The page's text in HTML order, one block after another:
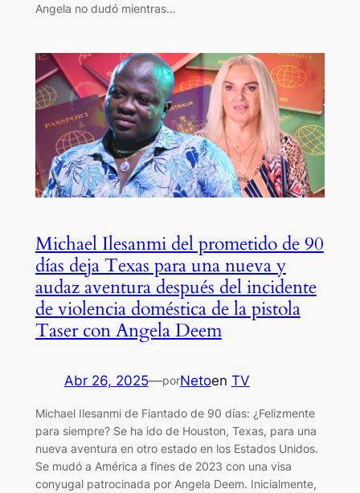
Angela no dudó mientras…
Michael Ilesanmi del prometido de 90
días deja Texas para una nueva y
audaz aventura después del incidente
de violencia doméstica de la pistola
Taser con Angela Deem
Abr 26, 2025—porNetoen TV
Michael Ilesanmi de Fiantado de 90 días: ¿Felizmente
para siempre? Se ha ido de Houston, Texas, para una
nueva aventura en otro estado en los Estados Unidos.
Se mudó a América a fines de 2023 con una visa
conyugal patrocinada por Angela Deem. Inicialmente,